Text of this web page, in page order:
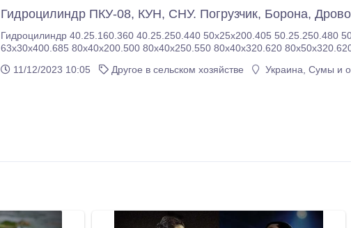
Гидроцилиндр ПКУ-08, КУН, СНУ. Погрузчик, Борона,
Гидроцилиндр 40.25.160.360 40.25.250.440 50х25х200.405 50.25.250.480
63х30х400.685 80х40х200.500 80х40х250.550 80х40х320.620
11/12/2023 10:05
Другое в сельском хозяйстве Украина, Сумы и